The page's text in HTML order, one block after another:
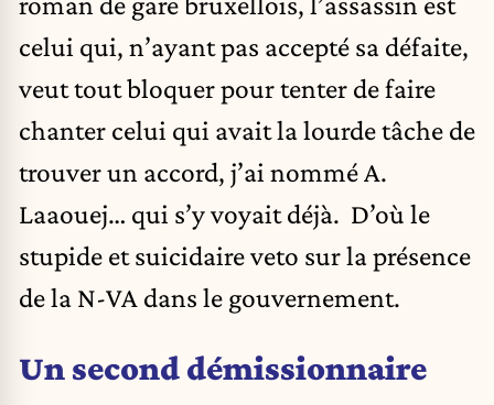
celui qui, n’ayant pas accepté sa défaite,
veut tout bloquer pour tenter de faire
chanter celui qui avait la lourde tâche de
trouver un accord, j’ai nommé A.
Laaouej… qui s’y voyait déjà. D’où le
stupide et suicidaire veto sur la présence
de la N-VA dans le gouvernement.
Un second démissionnaire